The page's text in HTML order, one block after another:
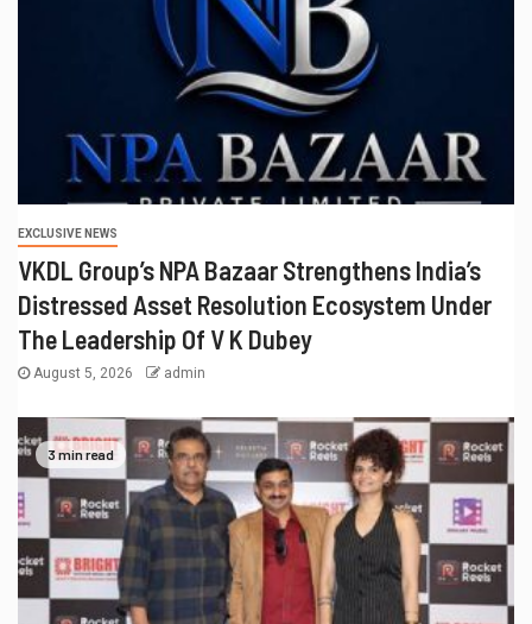
EXCLUSIVE NEWS
VKDL Group’s NPA Bazaar Strengthens India’s
Distressed Asset Resolution Ecosystem Under
The Leadership Of V K Dubey
August 5, 2026 admin
3 min read